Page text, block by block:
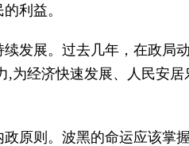
利益。
发展。过去几年，在政局
,为经济快速发展、人民安
原则。波黑的命运应该掌